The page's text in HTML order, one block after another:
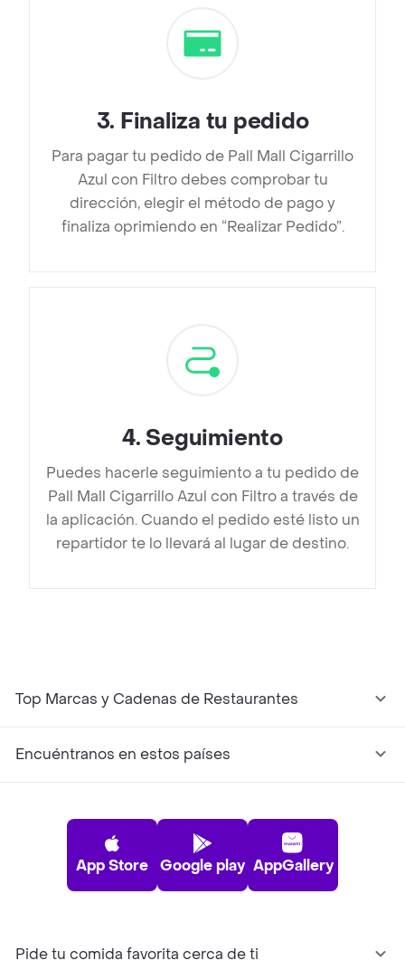
3. Finaliza tu pedido
Para pagar tu pedido de Pall Mall Cigarrillo
Azul con Filtro debes comprobar tu
dirección, elegir el método de pago y
finaliza oprimiendo en “Realizar Pedido”.
4. Seguimiento
Puedes hacerle seguimiento a tu pedido de
Pall Mall Cigarrillo Azul con Filtro a través de
la aplicación. Cuando el pedido esté listo un
repartidor te lo llevará al lugar de destino.
Top Marcas y Cadenas de Restaurantes
Encuéntranos en estos países
App Store Google play AppGallery
Pide tu comida favorita cerca de ti